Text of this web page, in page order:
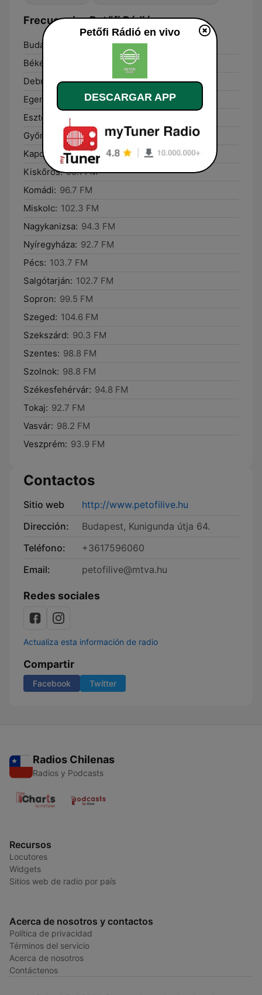
Frecuencias Petőfi Rádió:
Budapest:
Békéscsaba:
Debrecen: 89.0 FM
Eger:
102.7 FM
Esztergom:
Győr:
93.1 FM
Kaposvár: 93.9 FM
Kiskőrös: 95.1 FM
Komádi: 96.7 FM
Miskolc: 102.3 FM
Nagykanizsa: 94.3 FM
Nyíregyháza: 92.7 FM
Pécs: 103.7 FM
Salgótarján: 102.7 FM
Sopron: 99.5 FM
Szeged: 104.6 FM
Szekszárd: 90.3 FM
Szentes: 98.8 FM
Szolnok: 98.8 FM
Székesfehérvár: 94.8 FM
Tokaj: 92.7 FM
Vasvár: 98.2 FM
Veszprém: 93.9 FM
Contactos
Sitio web
http://www.petofilive.hu
Dirección:
Budapest, Kunigunda útja 64.
Teléfono:
+3617596060
Email:
petofilive@mtva.hu
Redes sociales
Actualiza esta información de radio
Compartir
Facebook Twitter
Radios Chilenas
Radios y Podcasts
Recursos
Locutores
Widgets
Sitios web de radio por país
Acerca de nosotros y contactos
Política de privacidad
Términos del servicio
Acerca de nosotros
Contáctenos
Petőfi Rádió en vivo
DESCARGAR APP